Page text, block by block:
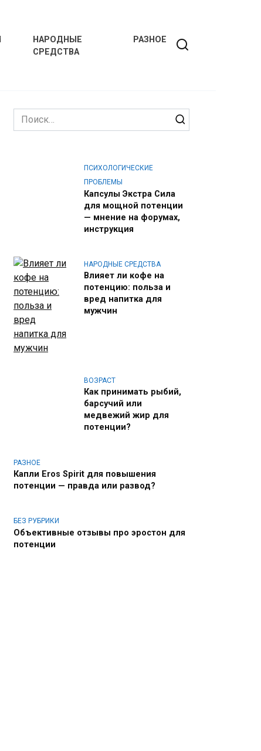
НАРОДНЫЕ
СРЕДСТВА
РАЗНОЕ
Search
for:
ПСИХОЛОГИЧЕСКИЕ
ПРОБЛЕМЫ
Капсулы Экстра Сила
для мощной потенции
— мнение на форумах,
инструкция
НАРОДНЫЕ СРЕДСТВА
Влияет ли кофе на
потенцию: польза и
вред напитка для
мужчин
ВОЗРАСТ
Как принимать рыбий,
барсучий или
медвежий жир для
потенции?
РАЗНОЕ
Капли Eros Spirit для повышения
потенции — правда или развод?
БЕЗ РУБРИКИ
Объективные отзывы про эростон для
потенции